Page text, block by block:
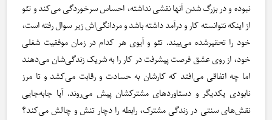
نبوده و در بزرگ شدن آنها نقشی نداشته، احساس سرخوردگی می‌کند و تئو
از اینکه نتوانسته کار و درآمد داشته باشد و مردانگی‌اش زیر سوال رفته است،
خود را تحقیرشده می‌بیند. تئو و آیوی هر کدام در زمان موفقیت شغلی
خود، از روی عشق فرصت پیشرفت در کار را به شریک زندگی‌شان می‌دهند
اما چه اتفاقی می‌افتد که کارشان به حسادت و رقابت می‌کشد و تا مرز
نابودی یکدیگر و دستاوردهای مشترکشان پیش می‌روند. آیا جابه‌جایی
نقش‌های سنتی در زندگی مشترک، رابطه را دچار تنش و چالش می‌کند؟